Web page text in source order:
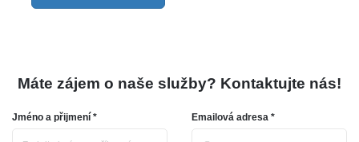
Máte zájem o naše služby? Kontaktujte nás!
Jméno a přijmení * Emailová adresa *